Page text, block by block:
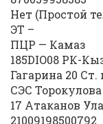
Нет (Простой
ЭТ –
ПЦР — Камаз
185DIO08 РК-
Гагарина 20
СЭС
17 Атаканов
21009198500792